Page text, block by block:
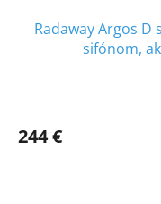
Radaway Argos
sifónom,
244 €